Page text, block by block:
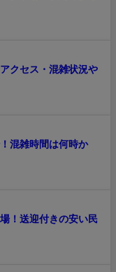
クセス・混雑状況や
混雑時間は何時か
！送迎付きの安い民